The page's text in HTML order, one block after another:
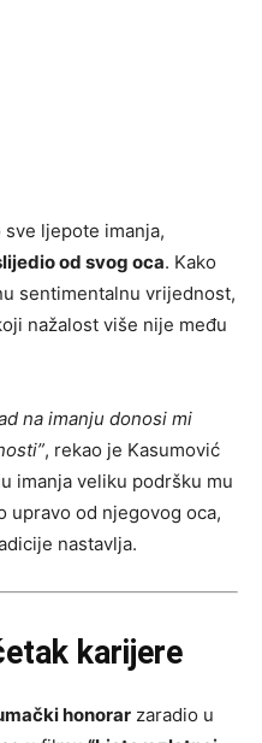
ljepote imanja,
od svog oca. Kako
sentimentalnu vrijednost,
nažalost više nije među
na imanju donosi mi
, rekao je Kasumović
imanja veliku podršku mu
upravo od njegovog oca,
nastavlja.
karijere
honorar zaradio u